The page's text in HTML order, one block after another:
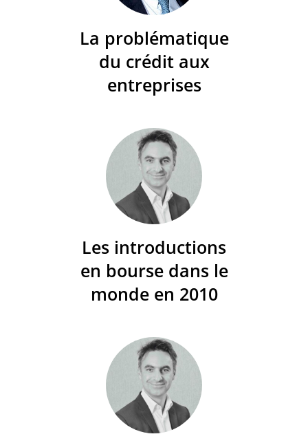
La problématique
du crédit aux
entreprises
Les introductions
en bourse dans le
monde en 2010